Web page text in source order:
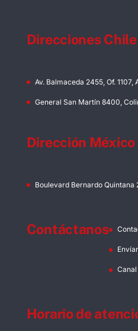
Direcciones Chile
Av. Balmaceda 2455, Of. 1107,
General San Martín 8400,
Dirección México
Boulevard Bernardo Quintana
Contáctanos
Horario de